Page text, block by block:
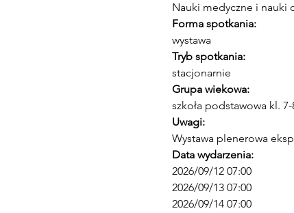
Nauki medyczne i nauki
Forma spotkania:
wystawa
Tryb spotkania:
stacjonarnie
Grupa wiekowa:
szkoła podstawowa kl.
Uwagi:
Wystawa plenerowa
Data wydarzenia:
2026/09/12 07:00
2026/09/13 07:00
2026/09/14 07:00